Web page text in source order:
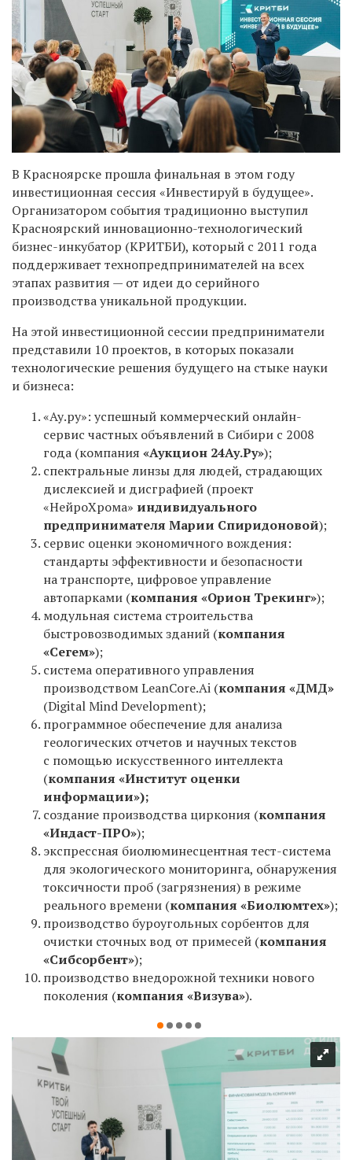
В Красноярске прошла финальная в этом году
инвестиционная сессия «Инвестируй в будущее».
Организатором события традиционно выступил
Красноярский инновационно-технологический
бизнес-инкубатор (КРИТБИ), который с 2011 года
поддерживает технопредпринимателей на всех
этапах развития — от идеи до серийного
производства уникальной продукции.
На этой инвестиционной сессии предприниматели
представили 10 проектов, в которых показали
технологические решения будущего на стыке науки
и бизнеса:
«Ау.ру»: успешный коммерческий онлайн-
сервис частных объявлений в Сибири с 2008
года (компания «Аукцион 24Ау.Ру»);
спектральные линзы для людей, страдающих
дислексией и дисграфией (проект
«НейроХрома» индивидуального
предпринимателя Марии Спиридоновой);
сервис оценки экономичного вождения:
стандарты эффективности и безопасности
на транспорте, цифровое управление
автопарками (компания «Орион Трекинг»);
модульная система строительства
быстровозводимых зданий (компания
«Сегем»);
система оперативного управления
производством LeanCore.Ai (компания «ДМД»
(Digital Mind Development);
программное обеспечение для анализа
геологических отчетов и научных текстов
с помощью искусственного интеллекта
(компания «Институт оценки
информации»);
создание производства циркония (компания
«Индаст-ПРО»);
экспрессная биолюминесцентная тест-система
для экологического мониторинга, обнаружения
токсичности проб (загрязнения) в режиме
реального времени (компания «Биолюмтех»);
производство буроугольных сорбентов для
очистки сточных вод от примесей (компания
«Сибсорбент»);
производство внедорожной техники нового
поколения (компания «Визува»).